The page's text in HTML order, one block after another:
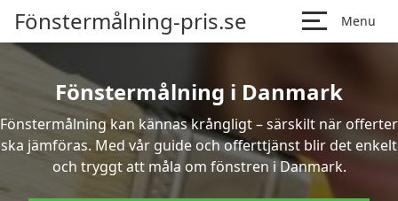
Fönstermålning-pris.se Menu
Fönstermålning i Danmark
Fönstermålning kan kännas krångligt – särskilt när offerter
ska jämföras. Med vår guide och offerttjänst blir det enkelt
och tryggt att måla om fönstren i Danmark.